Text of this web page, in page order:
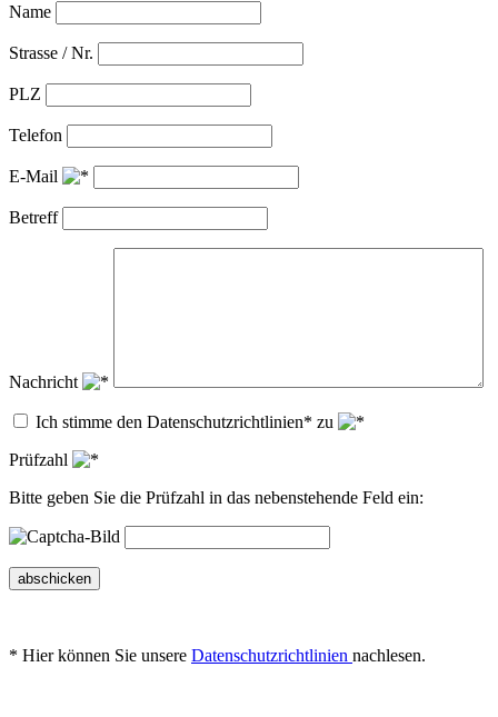
Name
Strasse / Nr.
PLZ
Telefon
E-Mail
Betreff
Nachricht
Ich stimme den Datenschutzrichtlinien* zu
Prüfzahl
Bitte geben Sie die Prüfzahl in das nebenstehende Feld ein:
abschicken
* Hier können Sie unsere Datenschutzrichtlinien nachlesen.